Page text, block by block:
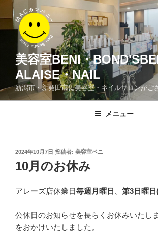
ン
テ
キ
ッ
美容室BENI・
ALAISE・NAIL
新潟市・新発田市に美容室・ネイルサロンがご
メニュー
投
稿
日:
2024年10月7日 投稿者: 美容室ベニ
10月のお休み
アレーズ店休業日毎週月曜日 第3日曜日
公休日のお知らせを長らくお休みいたし
をおかけいたしました。